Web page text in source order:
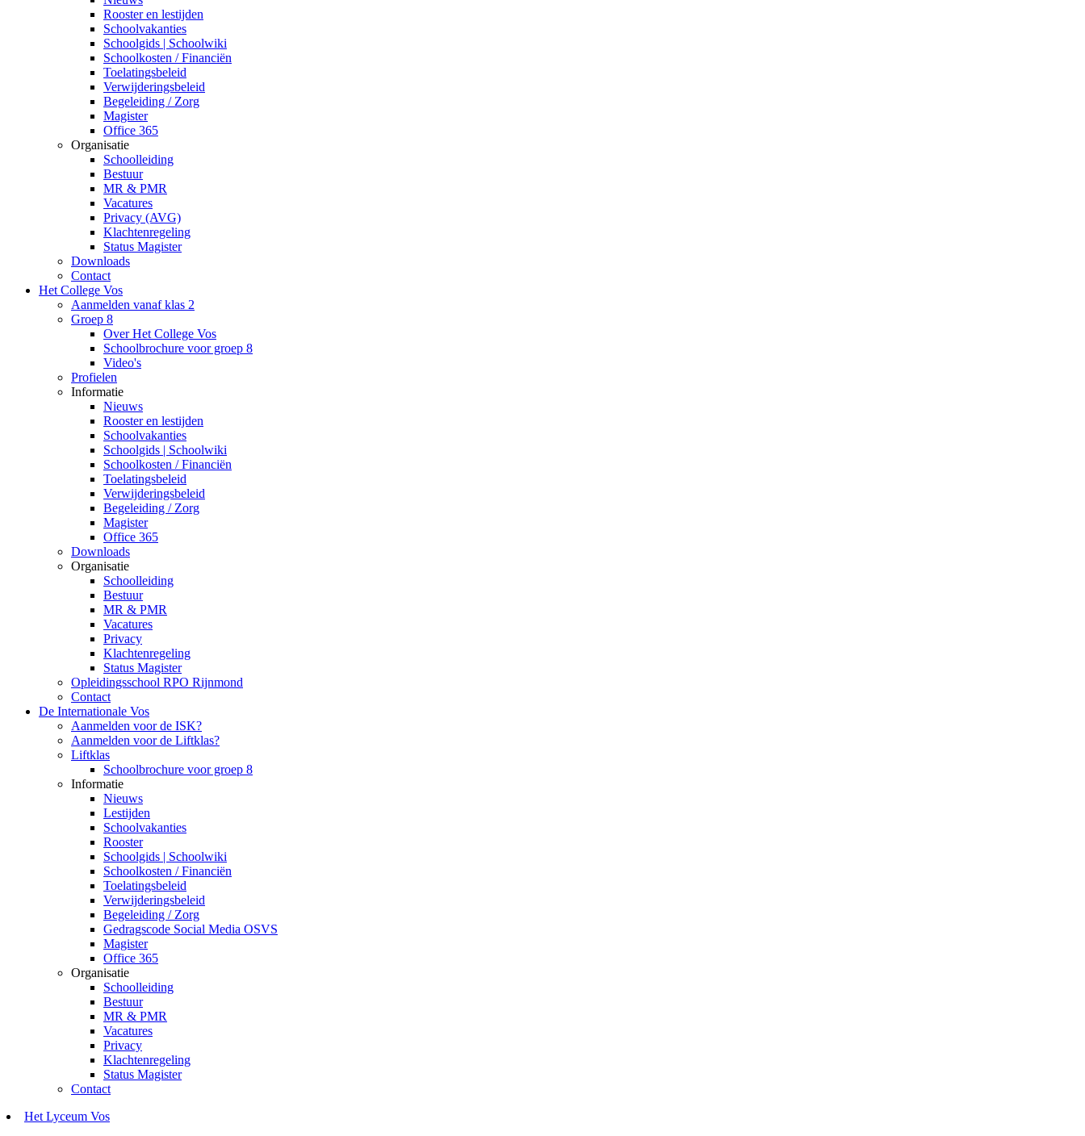
Rooster en lestijden
Schoolvakanties
Schoolgids | Schoolwiki
Schoolkosten / Financiën
Toelatingsbeleid
Verwijderingsbeleid
Begeleiding / Zorg
Magister
Office 365
Organisatie
Schoolleiding
Bestuur
MR & PMR
Vacatures
Privacy (AVG)
Klachtenregeling
Status Magister
Downloads
Contact
Het College Vos
Aanmelden vanaf klas 2
Groep 8
Over Het College Vos
Schoolbrochure voor groep 8
Video's
Profielen
Informatie
Nieuws
Rooster en lestijden
Schoolvakanties
Schoolgids | Schoolwiki
Schoolkosten / Financiën
Toelatingsbeleid
Verwijderingsbeleid
Begeleiding / Zorg
Magister
Office 365
Downloads
Organisatie
Schoolleiding
Bestuur
MR & PMR
Vacatures
Privacy
Klachtenregeling
Status Magister
Opleidingsschool RPO Rijnmond
Contact
De Internationale Vos
Aanmelden voor de ISK?
Aanmelden voor de Liftklas?
Liftklas
Schoolbrochure voor groep 8
Informatie
Nieuws
Lestijden
Schoolvakanties
Rooster
Schoolgids | Schoolwiki
Schoolkosten / Financiën
Toelatingsbeleid
Verwijderingsbeleid
Begeleiding / Zorg
Gedragscode Social Media OSVS
Magister
Office 365
Organisatie
Schoolleiding
Bestuur
MR & PMR
Vacatures
Privacy
Klachtenregeling
Status Magister
Contact
Het Lyceum Vos